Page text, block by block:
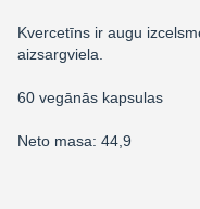
Kvercetīns ir augu
aizsargviela.
60 vegānās kapsulas
Neto masa: 44,9